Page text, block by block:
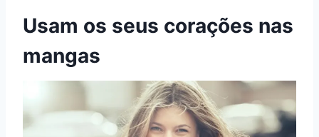
Usam os seus corações nas
mangas